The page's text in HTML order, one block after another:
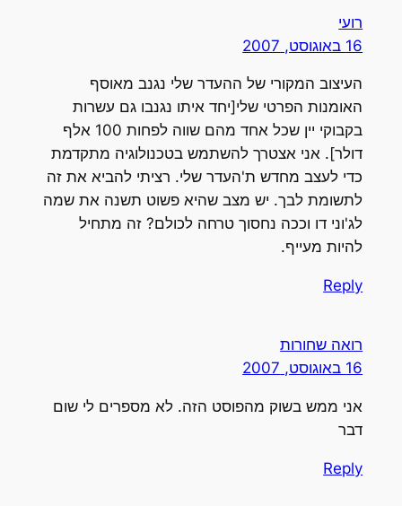
רועי
16 באוגוסט, 2007
העיצוב המקורי של ההעדר שלי נגנב מאוסף
האומנות הפרטי שלי[יחד איתו נגנבו גם עשרות
בקבוקי יין שכל אחד מהם שווה לפחות 100 אלף
דולר]. אני אצטרך להשתמש בטכנולוגיה מתקדמת
כדי לעצב מחדש ת'העדר שלי. רציתי להביא את זה
לתשומת לבך. יש מצב שהיא פשוט תשנה את שמה
לג'וני דו וככה נחסוך טרחה לכולם? זה מתחיל
להיות מעייף.
Reply
רואה שחורות
16 באוגוסט, 2007
אני ממש בשוק מהפוסט הזה. לא מספרים לי שום
דבר
Reply